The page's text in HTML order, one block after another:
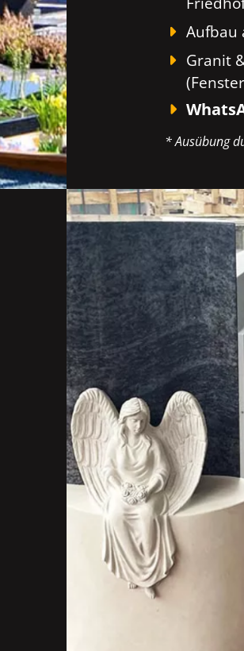
Aufbau
Granit
* Ausübung